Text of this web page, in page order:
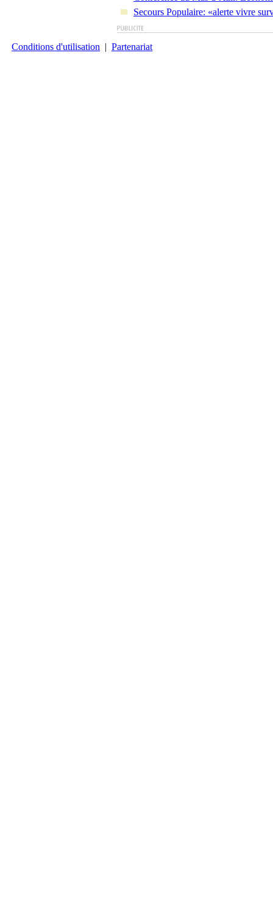
Secours Populaire: «alerte vivre
Conditions d'utilisation | Partenariat